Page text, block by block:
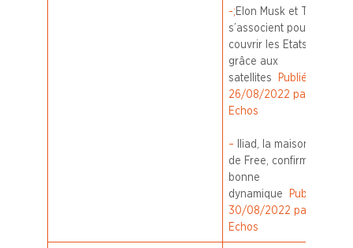
-; Elon Musk et T-Mobile
s’associent pour
couvrir les Etats-Unis
grâce aux
satellites
Publié le
26/08/2022 par Les
Echos
–
Iliad, la maison mère
de Free, confirme sa
bonne
dynamique Publié le
30/08/2022 par Les
Echos